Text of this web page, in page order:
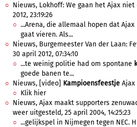
Nieuws, Lokhoff: We gaan het Ajax niet
2012, 23:19:26
...Arena, die allemaal hopen dat Ajax
gaat vieren. Als...
Nieuws, Burgemeester Van der Laan:
30 april 2012, 07:34:10
...te weinig politie had om spontane
goede banen te...
Nieuws, [video] Kampioensfeestje Ajax
Klik hier
Nieuws, Ajax maakt supporters
weer uitgesteld, 25 april 2004, 14:25:23
...gelijkspel in Nijmegen tegen NEC.